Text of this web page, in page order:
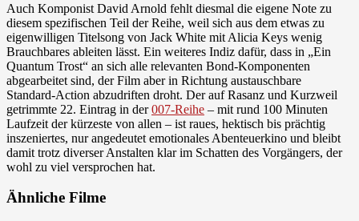
Auch Komponist David Arnold fehlt diesmal die eigene Note zu
diesem spezifischen Teil der Reihe, weil sich aus dem etwas zu
eigenwilligen Titelsong von Jack White mit Alicia Keys wenig
Brauchbares ableiten lässt. Ein weiteres Indiz dafür, dass in „Ein
Quantum Trost“ an sich alle relevanten Bond-Komponenten
abgearbeitet sind, der Film aber in Richtung austauschbare
Standard-Action abzudriften droht. Der auf Rasanz und Kurzweil
getrimmte 22. Eintrag in der007-Reihe – mit rund 100 Minuten
Laufzeit der kürzeste von allen – ist raues, hektisch bis prächtig
inszeniertes, nur angedeutet emotionales Abenteuerkino und bleibt
damit trotz diverser Anstalten klar im Schatten des Vorgängers, der
wohl zu viel versprochen hat.
Ähnliche Filme